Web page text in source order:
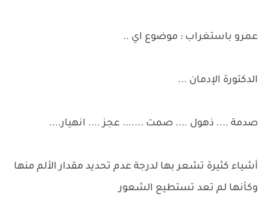
عمرو باستغراب : موضوع اي ..
الدكتورة الإدمان ...
صدمة .... ذهول .... صمت ....... عجز .... انهيار....
أشياء كثيرة تشعر بها لدرجة عدم تحديد مقدار الألم منها
وكأنها لم تعد تستطيع الشعور